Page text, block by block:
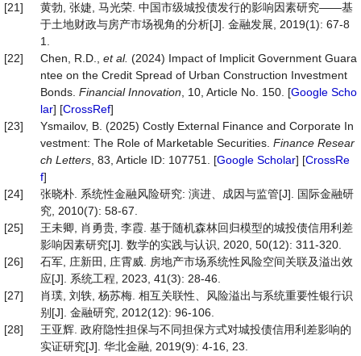
[21]
黄勃, 张婕, 马光荣. 中国市级城投债发行的影响因素研究——基
于土地财政与房产市场视角的分析[J]. 金融发展, 2019(1): 67-8
1.
[22]
Chen, R.D., et al. (2024) Impact of Implicit Government Guara
ntee on the Credit Spread of Urban Construction Investment
Bonds. Financial Innovation , 10, Article No. 150. [Google Scho
lar] [CrossRef]
[23]
Ysmailov, B. (2025) Costly External Finance and Corporate In
vestment: The Role of Marketable Securities. Finance Resear
ch Letters , 83, Article ID: 107751. [Google Scholar] [CrossRe
f]
[24]
张晓朴. 系统性金融风险研究: 演进、成因与监管[J]. 国际金融研
究, 2010(7): 58-67.
[25]
王未卿, 肖勇贵, 李霞. 基于随机森林回归模型的城投债信用利差
影响因素研究[J]. 数学的实践与认识, 2020, 50(12): 311-320.
[26]
石军, 庄新田, 庄霄威. 房地产市场系统性风险空间关联及溢出效
应[J]. 系统工程, 2023, 41(3): 28-46.
[27]
肖璞, 刘轶, 杨苏梅. 相互关联性、风险溢出与系统重要性银行识
别[J]. 金融研究, 2012(12): 96-106.
[28]
王亚辉. 政府隐性担保与不同担保方式对城投债信用利差影响的
实证研究[J]. 华北金融, 2019(9): 4-16, 23.